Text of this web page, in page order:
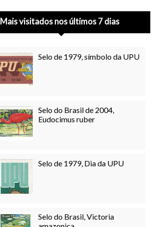
Mais visitados nos últimos 7 dias
Selo de 1979, símbolo da UPU
Selo do Brasil de 2004,
Eudocimus ruber
Selo de 1979, Dia da UPU
Selo do Brasil, Victoria